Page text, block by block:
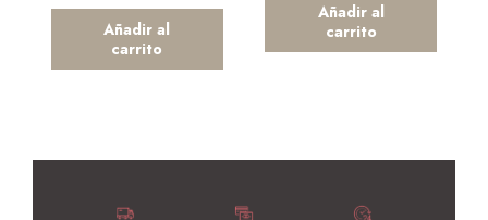
Añadir al
carrito
Añadir al
carrito